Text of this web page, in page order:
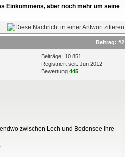
Einkommens, aber noch mehr um seine
Beitrag: #2
Beiträge: 10.851
Registriert seit: Jun 2012
Bewertung 445
zwischen Lech und Bodensee ihre